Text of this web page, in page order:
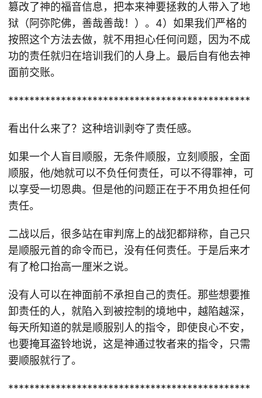
篡改了神的福音信息，把本来神要拯救的人带入了地
狱（阿弥陀佛，善哉善哉！）。4）如果我们严格的
按照这个方法去做，就不用担心任何问题，因为不成
功的责任就归在培训我们的人身上。最后自有他去神
面前交账。
**********************************************
看出什么来了？这种培训剥夺了责任感。
如果一个人盲目顺服，无条件顺服，立刻顺服，全面
顺服，他/她就可以不负任何责任，可以不得罪神，可
以享受一切恩典。但是他的问题正在于不用负担任何
责任。
二战以后，很多站在审判席上的战犯都辩称，自己只
是顺服元首的命令而已，没有任何责任。于是后来才
有了枪口抬高一厘米之说。
没有人可以在神面前不承担自己的责任。那些想要推
卸责任的人，就陷入到被控制的境地中，越陷越深，
每天所知道的就是顺服别人的指令，即使良心不安，
也要掩耳盗铃地说，这是神通过牧者来的指令，只需
要顺服就行了。
**********************************************